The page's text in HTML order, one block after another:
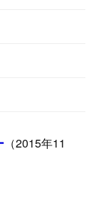
（2015年11